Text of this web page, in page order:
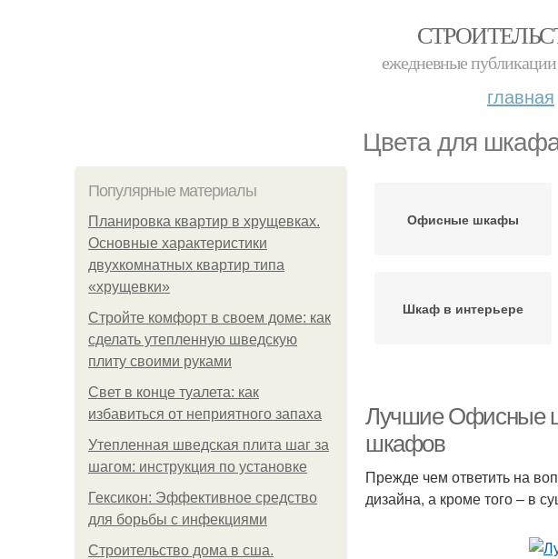
ежедневные
главная
Цвета для
Популярные материалы
Планировка квартир в хрущевках.
Основные характеристики
двухкомнатных квартир типа
«хрущевки»
Стройте комфорт в своем доме: как
сделать утепленную шведскую
плиту своими руками
Свет в конце туалета: как
избавиться от неприятного запаха
Утепленная шведская плита шаг за
шагом: инструкция по установке
Гексикон: Эффективное средство
для борьбы с инфекциями
Строительство дома в сша.
Офисные шкафы
Шкаф в интерьере
Лучшие Офисные
шкафов
Прежде чем ответить на
дизайна, а кроме того – в